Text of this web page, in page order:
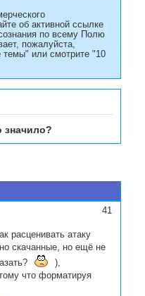
об активной ссылке
по всему Полю
пожалуйста,
темы" или смотрите "10
значило?
41
расценивать атаку
скачанные, но ещё не
),
что форматируя